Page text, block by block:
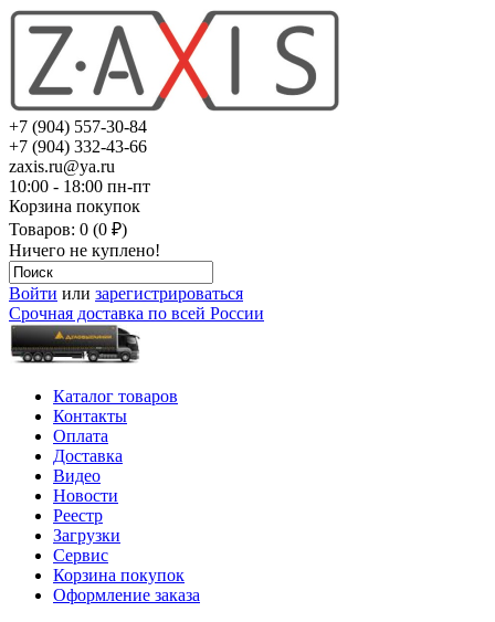
+7 (904) 557-30-84
+7 (904) 332-43-66
zaxis.ru@ya.ru
10:00 - 18:00 пн-пт
Корзина покупок
Товаров: 0 (0 ₽)
Ничего не куплено!
Войти или зарегистрироваться
Срочная доставка по всей России
Каталог товаров
Контакты
Оплата
Доставка
Видео
Новости
Реестр
Загрузки
Сервис
Корзина покупок
Оформление заказа